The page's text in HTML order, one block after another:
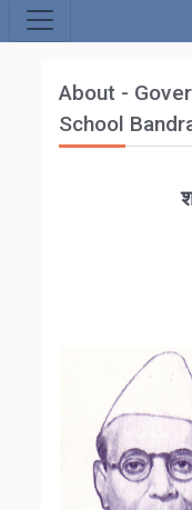
About -
School